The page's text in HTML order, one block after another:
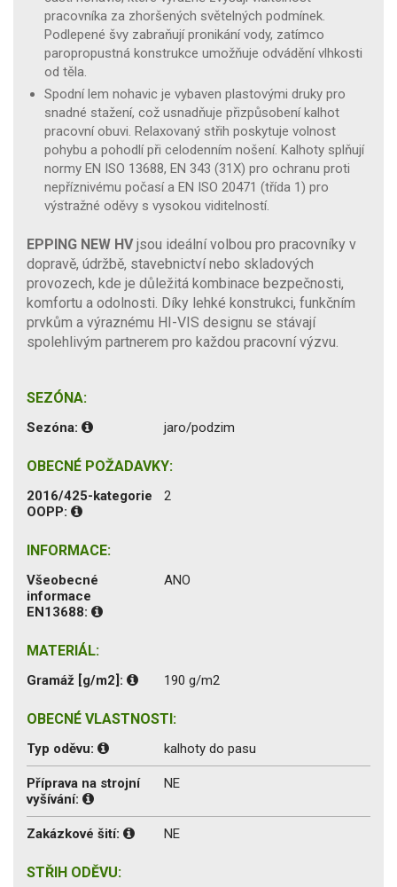
pracovníka za zhoršených světelných podmínek.
Podlepené švy zabraňují pronikání vody, zatímco
paropropustná konstrukce umožňuje odvádění vlhkosti
od těla.
Spodní lem nohavic je vybaven plastovými druky pro
snadné stažení, což usnadňuje přizpůsobení kalhot
pracovní obuvi. Relaxovaný střih poskytuje volnost
pohybu a pohodlí při celodenním nošení. Kalhoty splňují
normy EN ISO 13688, EN 343 (31X) pro ochranu proti
nepříznivému počasí a EN ISO 20471 (třída 1) pro
výstražné oděvy s vysokou viditelností.
EPPING NEW HVjsou ideální volbou pro pracovníky v
dopravě, údržbě, stavebnictví nebo skladových
provozech, kde je důležitá kombinace bezpečnosti,
komfortu a odolnosti. Díky lehké konstrukci, funkčním
prvkům a výraznému HI-VIS designu se stávají
spolehlivým partnerem pro každou pracovní výzvu.
SEZÓNA:
Sezóna: jaro/podzim
OBECNÉ POŽADAVKY:
2016/425-kategorie
OOPP:
2
INFORMACE:
Všeobecné
informace
EN13688:
ANO
MATERIÁL:
Gramáž [g/m2]: 190 g/m2
OBECNÉ VLASTNOSTI:
Typ oděvu: kalhoty do pasu
Příprava na strojní
vyšívání:
NE
Zakázkové šití: NE
STŘIH ODĚVU: